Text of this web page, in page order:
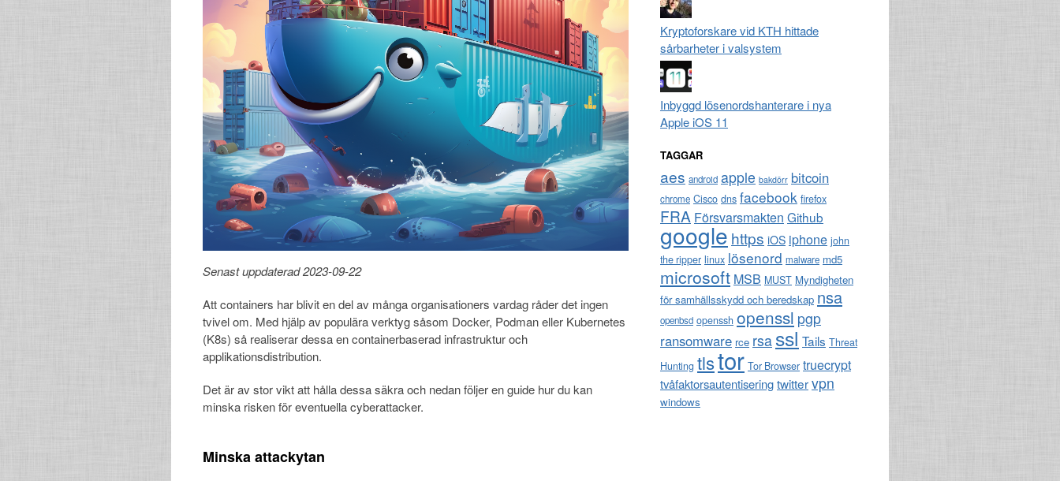
Senast uppdaterad 2023-09-22
Att containers har blivit en del av många organisationers vardag råder det ingen
tvivel om. Med hjälp av populära verktyg såsom Docker, Podman eller Kubernetes
(K8s) så realiserar dessa en containerbaserad infrastruktur och
applikationsdistribution.
Det är av stor vikt att hålla dessa säkra och nedan följer en guide hur du kan
minska risken för eventuella cyberattacker.
Minska attackytan
Kryptoforskare vid KTH hittade
sårbarheter i valsystem
Inbyggd lösenordshanterare i nya
Apple iOS 11
TAGGAR
aes android apple bakdörr bitcoin
chrome Cisco dns facebook firefox
FRA Försvarsmakten Github
google https iOS iphone john
the ripper linux lösenord malware md5
microsoft MSB MUST Myndigheten
för samhällsskydd och beredskap nsa
openbsd openssh openssl pgp
ransomware rce rsa ssl Tails Threat
Hunting tlstor Tor Browser truecrypt
tvåfaktorsautentiseringtwittervpn
windows